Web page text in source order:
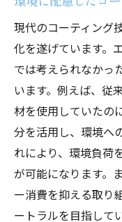
地球に優
環境保護
未来型コ
ト
持続可能
エーワン
密
環境に優し
コーティング
現代のコーティング
化を遂げています。
では考えられなかっ
います。例えば、従
材を使用していたの
分を活用し、環境へ
れにより、環境負荷
が可能になります。
ー消費を抑える取り
ートラルを目指して